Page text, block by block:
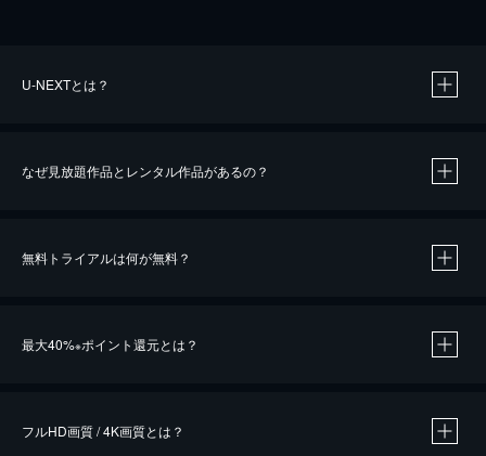
U-NEXTとは？
なぜ見放題作品とレンタル作品があるの？
無料トライアルは何が無料？
最大40%※ポイント還元とは？
フルHD画質 / 4K画質とは？